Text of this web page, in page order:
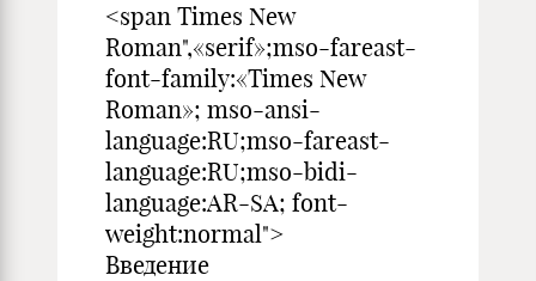
<span Times New
Roman",«serif»;mso-fareast-
font-family:«Times New
Roman»; mso-ansi-
language:RU;mso-fareast-
language:RU;mso-bidi-
language:AR-SA; font-
weight:normal">
Введение